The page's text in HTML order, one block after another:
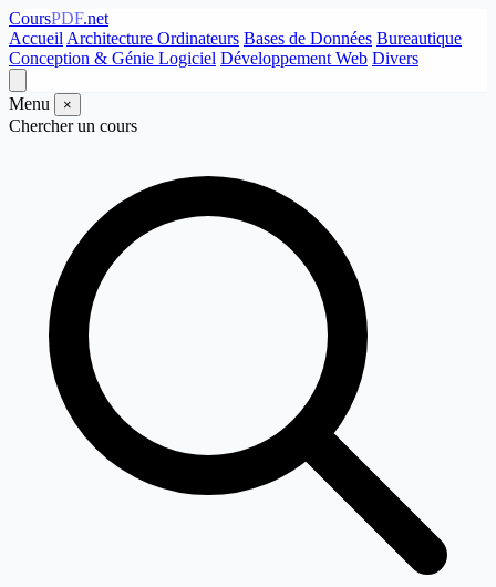
CoursPDF.net
Accueil Architecture Ordinateurs Bases de Données Bureautique
Conception & Génie Logiciel Développement Web Divers
Menu ×
Chercher un cours